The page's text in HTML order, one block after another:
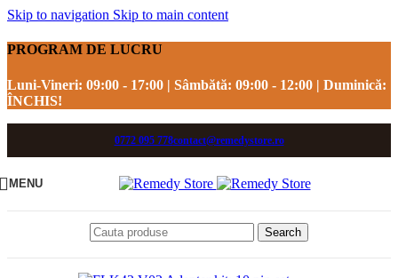
Skip to navigation Skip to main content
PROGRAM DE LUCRU
Luni-Vineri: 09:00 - 17:00 | Sâmbătă: 09:00 - 12:00 | Duminică:
ÎNCHIS!
0772 095 778contact@remedystore.ro
MENU
Search